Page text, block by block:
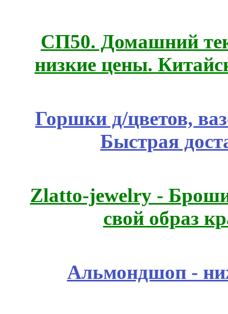
СП50. Домашний
низкие цены.
Горшки д/цветов,
Быстрая
Zlatto-jewelry -
свой образ
Альмондшоп -